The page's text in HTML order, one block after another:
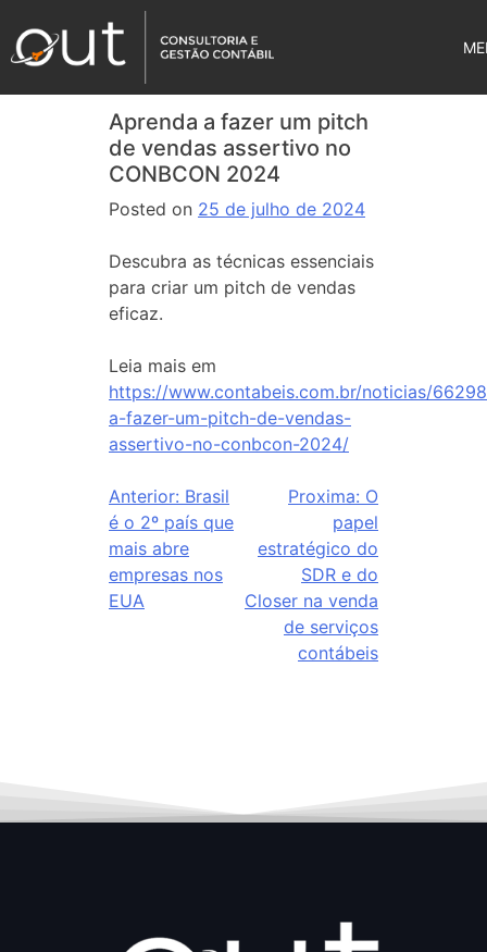
Aprenda a fazer um pitch
de vendas assertivo no
CONBCON 2024
Posted on 25 de julho de 2024
Descubra as técnicas essenciais
para criar um pitch de vendas
eficaz.
Leia mais em
https://www.contabeis.com.br/noticias/
a-fazer-um-pitch-de-vendas-
assertivo-no-conbcon-2024/
Anterior: Brasil
é o 2º país que
mais abre
empresas nos
EUA
Proxima: O
papel
estratégico do
SDR e do
Closer na venda
de serviços
contábeis